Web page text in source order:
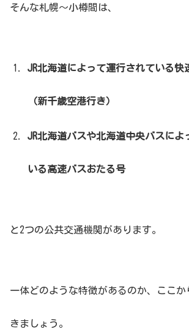
そんな札幌〜小樽間は、
JR北海道によって運行されている快
（新千歳空港行き）
JR北海道バスや北海道中央バスによ
いる高速バスおたる号
と2つの公共交通機関があります。
一体どのような特徴があるのか、ここ
きましょう。